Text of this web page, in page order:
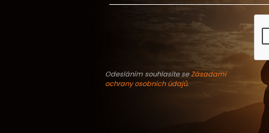
Odesláním souhlasíte seZásadami
ochrany osobních údajů.